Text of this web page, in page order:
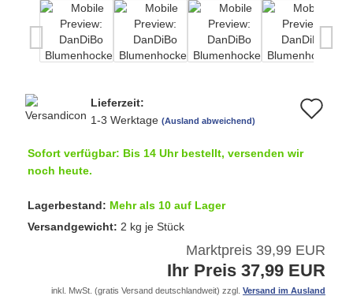
Lieferzeit:
1-3 Werktage (Ausland abweichend)
Sofort verfügbar: Bis 14 Uhr bestellt, versenden wir
noch heute.
Lagerbestand: Mehr als 10 auf Lager
Versandgewicht: 2 kg je Stück
Marktpreis 39,99 EUR
Ihr Preis 37,99 EUR
inkl. MwSt. (gratis Versand deutschlandweit) zzgl. Versand im Ausland